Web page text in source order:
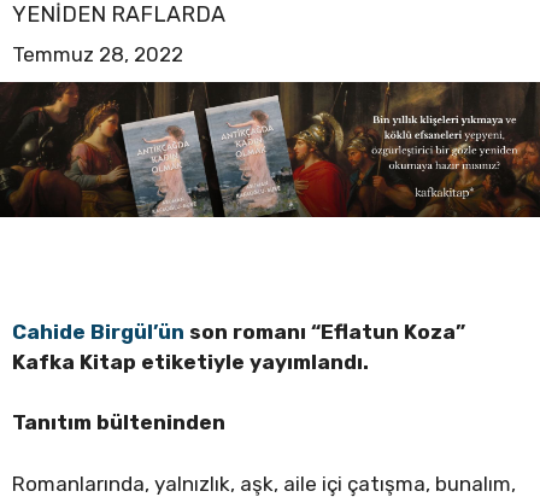
YENIDEN RAFLARDA
Temmuz 28, 2022
Cahide Birgül’ün son romanı “Eflatun Koza”
Kafka Kitap etiketiyle yayımlandı.
Tanıtım bülteninden
Romanlarında, yalnızlık, aşk, aile içi çatışma, bunalım,